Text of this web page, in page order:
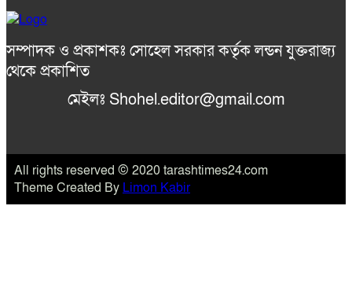
সম্পাদক ও প্রকাশকঃ সোহেল সরকার কর্তৃক লন্ডন যুক্তরাজ্য
থেকে প্রকাশিত
মেইলঃ Shohel.editor@gmail.com
All rights reserved © 2020 tarashtimes24.com
Theme Created By Limon Kabir